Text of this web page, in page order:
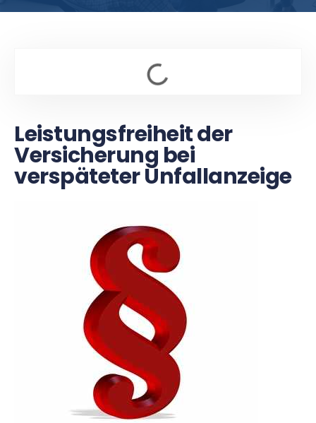
Leistungsfreiheit der
Versicherung bei
verspäteter Unfallanzeige